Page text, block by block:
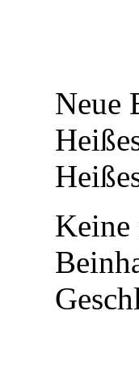
Neue
Keine